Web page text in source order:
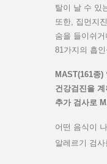
탈이 날 수 있
또한, 집먼지
숨을 들이쉬
81가지의 흡
MAST(161종
건강검진을
추가 검사로
어떤 음식이
알레르기 검